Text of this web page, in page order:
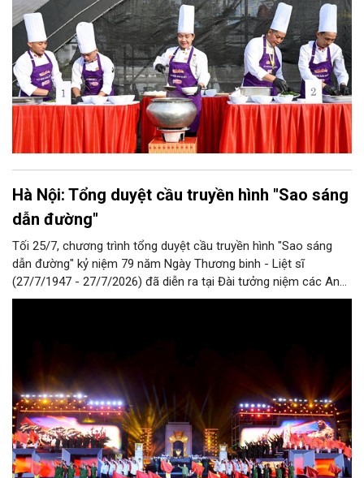
Hà Nội: Tổng duyệt cầu truyền hình "Sao sáng
dẫn đường"
Tối 25/7, chương trình tổng duyệt cầu truyền hình "Sao sáng
dẫn đường" kỷ niệm 79 năm Ngày Thương binh - Liệt sĩ
(27/7/1947 - 27/7/2026) đã diễn ra tại Đài tưởng niệm các Anh
hùng liệt sĩ trên đường Bắc Sơn (Hà Nội).